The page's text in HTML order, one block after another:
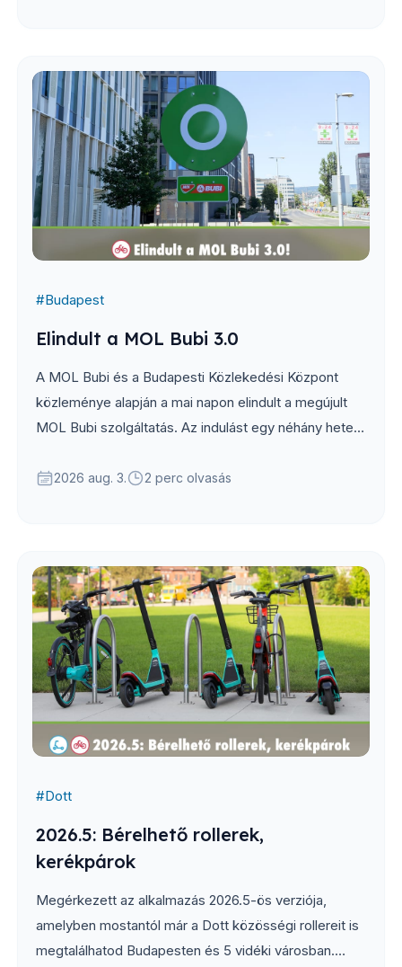
#Budapest
Elindult a MOL Bubi 3.0
A MOL Bubi és a Budapesti Közlekedési Központ
közleménye alapján a mai napon elindult a megújult
MOL Bubi szolgáltatás. Az indulást egy néhány hetes
felhasználó tesztelte a rendszert.
2026 aug. 3. 2 perc olvasás
#Dott
2026.5: Bérelhető rollerek,
kerékpárok
Megérkezett az alkalmazás 2026.5-ös verziója,
amelyben mostantól már a Dott közösségi rollereit is
megtalálhatod Budapesten és 5 vidéki városban.